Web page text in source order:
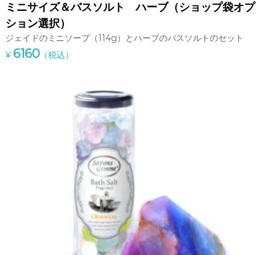
ミニサイズ＆バスソルト ハーブ（ショップ袋オプ
ション選択）
ジェイドのミニソープ（114g）とハーブのバスソルトのセット
¥ 6160（税込）